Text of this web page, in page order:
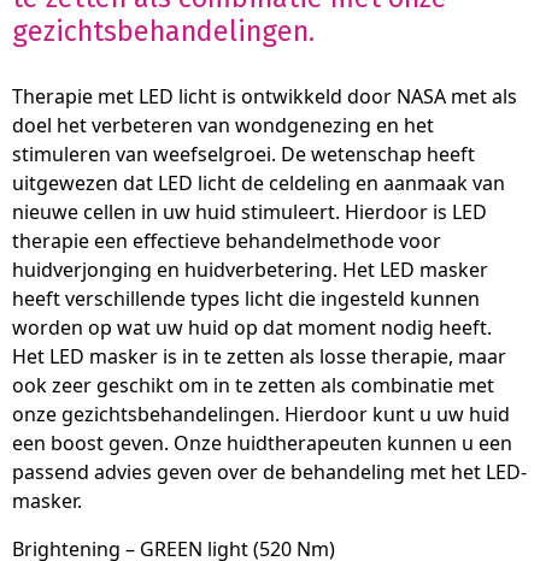
gezichtsbehandelingen.
Therapie met LED licht is ontwikkeld door NASA met als
doel het verbeteren van wondgenezing en het
stimuleren van weefselgroei. De wetenschap heeft
uitgewezen dat LED licht de celdeling en aanmaak van
nieuwe cellen in uw huid stimuleert. Hierdoor is LED
therapie een effectieve behandelmethode voor
huidverjonging en huidverbetering. Het LED masker
heeft verschillende types licht die ingesteld kunnen
worden op wat uw huid op dat moment nodig heeft.
Het LED masker is in te zetten als losse therapie, maar
ook zeer geschikt om in te zetten als combinatie met
onze gezichtsbehandelingen. Hierdoor kunt u uw huid
een boost geven. Onze huidtherapeuten kunnen u een
passend advies geven over de behandeling met het LED-
masker.
Brightening – GREEN light (520 Nm)